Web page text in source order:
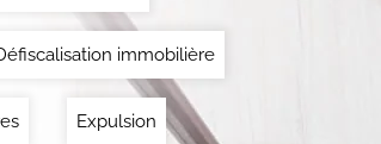
immobilière
Expulsion